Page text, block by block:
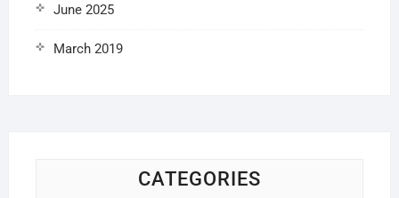
June 2025
March 2019
CATEGORIES